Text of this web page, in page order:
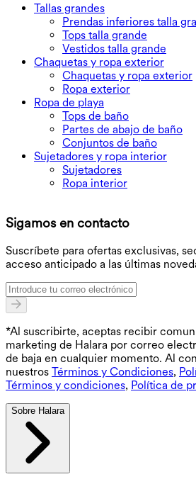
Tallas grandes
Prendas inferiores talla
Tops talla grande
Vestidos talla grande
Chaquetas y ropa exterior
Chaquetas y ropa exterior
Ropa exterior
Ropa de playa
Tops de baño
Partes de abajo de baño
Conjuntos de baño
Sujetadores y ropa interior
Sujetadores
Ropa interior
Sigamos en contacto
Suscríbete para ofertas exclusivas,
acceso anticipado a las últimas
*Al suscribirte, aceptas recibir
marketing de Halara por correo
de baja en cualquier momento. Al
nuestros Términos y Condiciones,
Términos y condiciones, Política de
Sobre Halara